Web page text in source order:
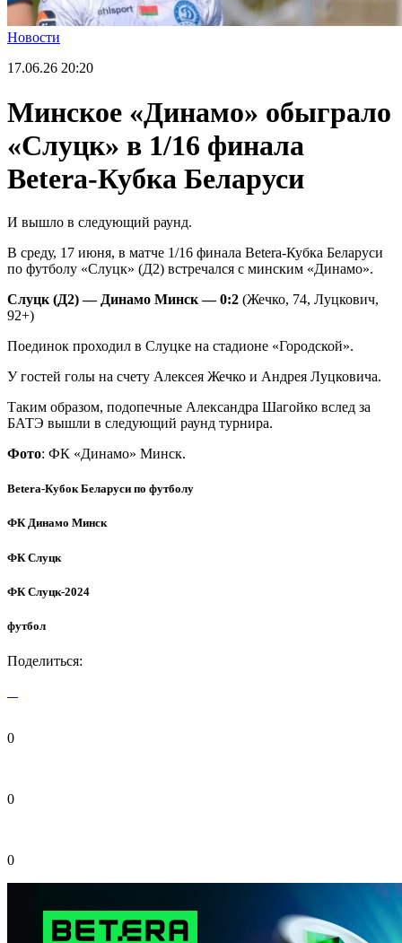
Новости
17.06.26 20:20
Минское «Динамо» обыграло
«Слуцк» в 1/16 финала
Betera-Кубка Беларуси
И вышло в следующий раунд.
В среду, 17 июня, в матче 1/16 финала Betera-Кубка Беларуси
по футболу «Слуцк» (Д2) встречался с минским «Динамо».
Слуцк (Д2) — Динамо Минск — 0:2 (Жечко, 74, Луцкович,
92+)
Поединок проходил в Слуцке на стадионе «Городской».
У гостей голы на счету Алексея Жечко и Андрея Луцковича.
Таким образом, подопечные Александра Шагойко вслед за
БАТЭ вышли в следующий раунд турнира.
Фото: ФК «Динамо» Минск.
Betera-Кубок Беларуси по футболу
ФК Динамо Минск
ФК Слуцк
ФК Слуцк-2024
футбол
Поделиться:
0
0
0